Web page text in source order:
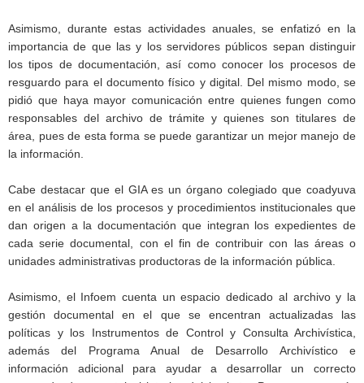
Asimismo, durante estas actividades anuales, se enfatizó en la
importancia de que las y los servidores públicos sepan distinguir
los tipos de documentación, así como conocer los procesos de
resguardo para el documento físico y digital. Del mismo modo, se
pidió que haya mayor comunicación entre quienes fungen como
responsables del archivo de trámite y quienes son titulares de
área, pues de esta forma se puede garantizar un mejor manejo de
la información.
Cabe destacar que el GIA es un órgano colegiado que coadyuva
en el análisis de los procesos y procedimientos institucionales que
dan origen a la documentación que integran los expedientes de
cada serie documental, con el fin de contribuir con las áreas o
unidades administrativas productoras de la información pública.
Asimismo, el Infoem cuenta un espacio dedicado al archivo y la
gestión documental en el que se encentran actualizadas las
políticas y los Instrumentos de Control y Consulta Archivística,
además del Programa Anual de Desarrollo Archivístico e
información adicional para ayudar a desarrollar un correcto